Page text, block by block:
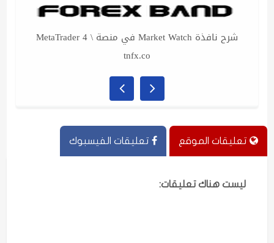
شرح نافذة Market Watch في منصة MetaTrader 4 \
tnfx.co
تعليقات الموقع تعليقات الفيسبوك
ليست هناك تعليقات: